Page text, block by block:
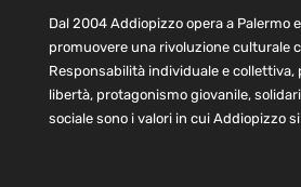
Dal 2004 Addiopizzo opera a Palermo
promuovere una rivoluzione culturale
Responsabilità individuale e collettiva,
libertà, protagonismo giovanile,
sociale sono i valori in cui Addiopizzo